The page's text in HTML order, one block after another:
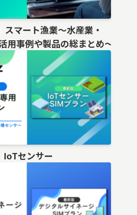
スマート漁業〜水産業・
用事例や製品の総まとめ〜
IoTセンサー